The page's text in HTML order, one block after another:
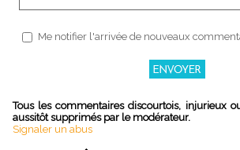
Me notifier l'arrivée de nouveaux
Tous les commentaires discourtois, injurieux
aussitôt supprimés par le modérateur.
Signaler un abus